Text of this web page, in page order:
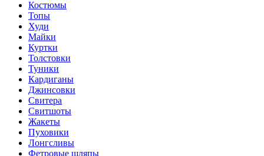
Костюмы
Топы
Худи
Майки
Куртки
Толстовки
Туники
Кардиганы
Джинсовки
Свитера
Свитшоты
Жакеты
Пуховики
Лонгсливы
Фетровые шляпы